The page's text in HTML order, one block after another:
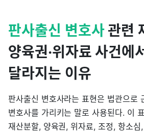
판사출신 변호사관련
양육권·위자료 사건에
달라지는 이유
판사출신 변호사라는 표현은 법관으로
변호사를 가리키는 말로 사용된다. 이
재산분할, 양육권, 위자료, 조정, 항소